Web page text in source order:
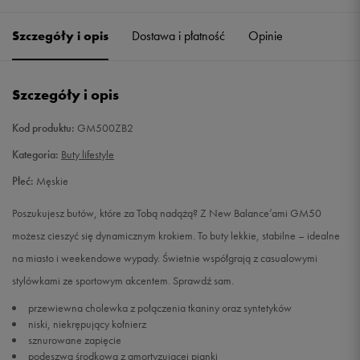
42 26,5 cm
42,5
43 27,5 cm Powiadom o dostępności
44
44,5 28,5 cm Powiadom o dostępności
45 29 cm
Szczegóły i opis Dostawa i płatność Opinie
Szczegóły i opis
Kod produktu: GM500ZB2
Kategoria: Buty lifestyle
Płeć: Męskie
Poszukujesz butów, które za Tobą nadążą? Z New Balance’ami GM50
możesz cieszyć się dynamicznym krokiem. To buty lekkie, stabilne – idealne
na miasto i weekendowe wypady. Świetnie współgrają z casualowymi
stylówkami ze sportowym akcentem. Sprawdź sam.
przewiewna cholewka z połączenia tkaniny oraz syntetyków
niski, niekrępujący kołnierz
sznurowane zapięcie
podeszwa środkowa z amortyzującej pianki